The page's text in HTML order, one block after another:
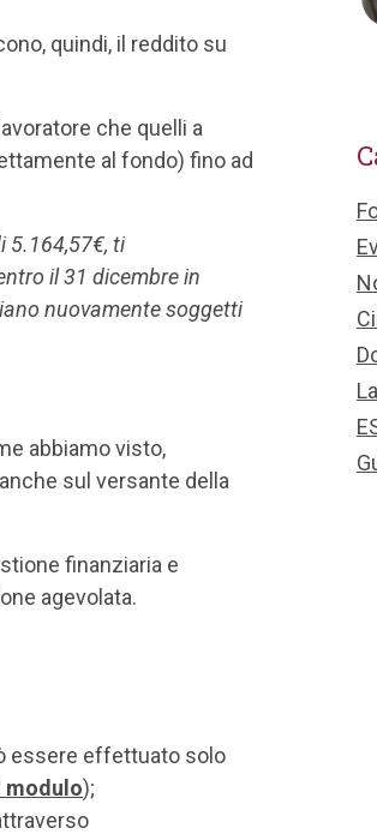
quindi, il reddito su
che quelli a
al fondo) fino ad
5.164,57€, ti
il 31 dicembre in
nuovamente soggetti
abbiamo visto,
sul versante della
finanziaria e
agevolata.
essere effettuato solo
modulo);